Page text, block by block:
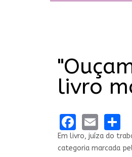
livro
Email
Em livro, juíza do
categoria marcada